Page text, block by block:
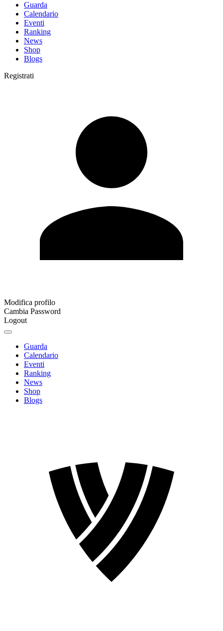
Guarda
Calendario
Eventi
Ranking
News
Shop
Blogs
Registrati
Modifica profilo
Cambia Password
Logout
Guarda
Calendario
Eventi
Ranking
News
Shop
Blogs